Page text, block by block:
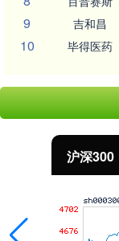
9 吉和昌
10 毕得医药
北证50